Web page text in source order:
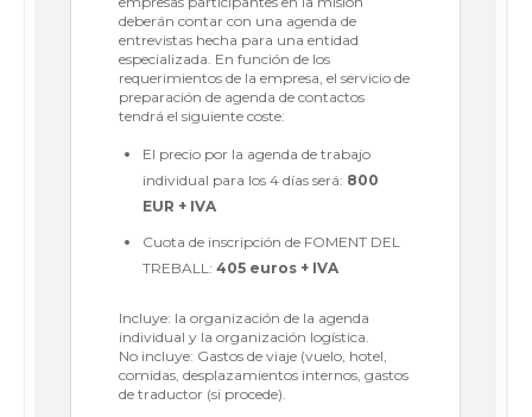
deberán contar con una agenda de
entrevistas hecha para una entidad
especializada. En función de los
requerimientos de la empresa, el servicio de
preparación de agenda de contactos
tendrá el siguiente coste:
El precio por la agenda de trabajo
individual para los 4 días será: 800
EUR + IVA
Cuota de inscripción de FOMENT DEL
TREBALL: 405 euros + IVA
Incluye: la organización de la agenda
individual y la organización logística.
No incluye: Gastos de viaje (vuelo, hotel,
comidas, desplazamientos internos, gastos
de traductor (si procede).